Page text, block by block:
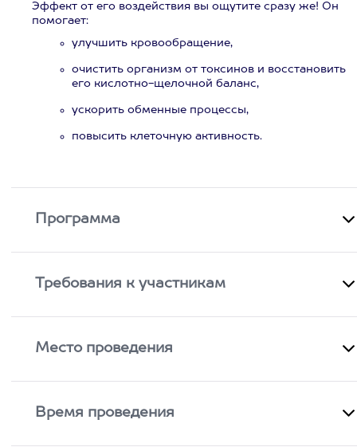
Эффект от его воздействия вы ощутите сразу же! Он
помогает:
улучшить кровообращение,
очистить организм от токсинов и восстановить
его кислотно-щелочной баланс,
ускорить обменные процессы,
повысить клеточную активность.
Программа
Требования к участникам
Место проведения
Время проведения